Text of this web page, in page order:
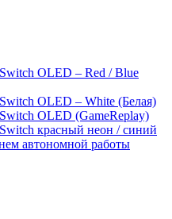
OLED – Red / Blue
OLED – White (Белая)
OLED (GameReplay)
красный неон / синий
автономной работы